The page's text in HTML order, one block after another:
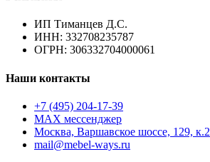
ИП Тиманцев Д.С.
ИНН: 332708235787
ОГРН: 306332704000061
Наши контакты
+7 (495) 204-17-39
MAX мессенджер
Москва, Варшавское шоссе, 129, к.2
mail@mebel-ways.ru